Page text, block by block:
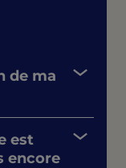
de ma
est
encore